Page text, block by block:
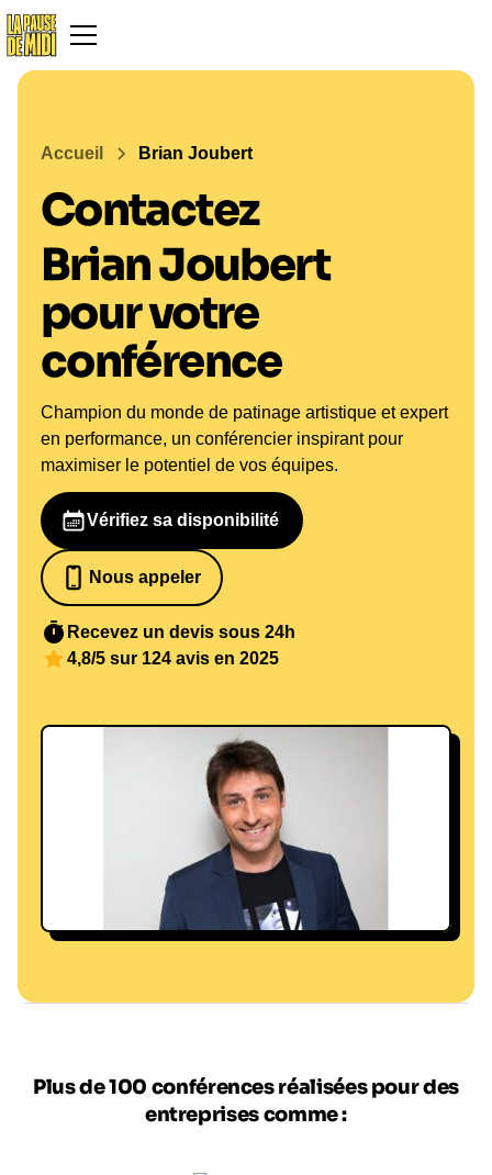
Accueil Brian Joubert
Contactez
Brian Joubert
pour votre
conférence
Champion du monde de patinage artistique et expert
en performance, un conférencier inspirant pour
maximiser le potentiel de vos équipes.
Vérifiez sa disponibilité
Nous appeler
07 82 68 65 18
Recevez un devis sous 24h
4,8/5 sur 124 avis en 2025
Sipa
Plus de 100 conférences réalisées pour des
entreprises comme :